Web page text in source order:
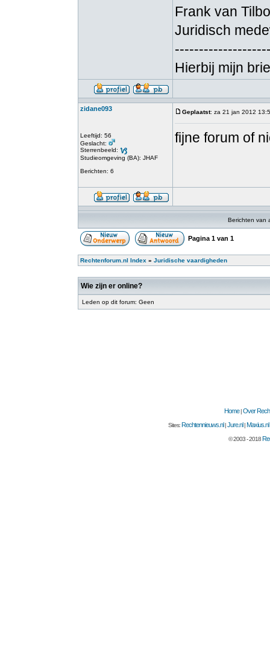
Frank van
Juridisch
Hierbij mijn
zidane093
Leeftijd: 56
Geslacht:
Sterrenbeeld:
Studieomgeving (BA): JHAF
Berichten: 6
Geplaatst: za 21 jan 2012
fijne forum of
Berichten van
Pagina 1 van 1
Rechtenforum.nl Index » Juridische vaardigheden
Wie zijn er online?
Leden op dit forum: Geen
Home|Over
Sites:Rechtennieuws.nl |Jure.nl |Maxius.nl
© 2003 - 2018